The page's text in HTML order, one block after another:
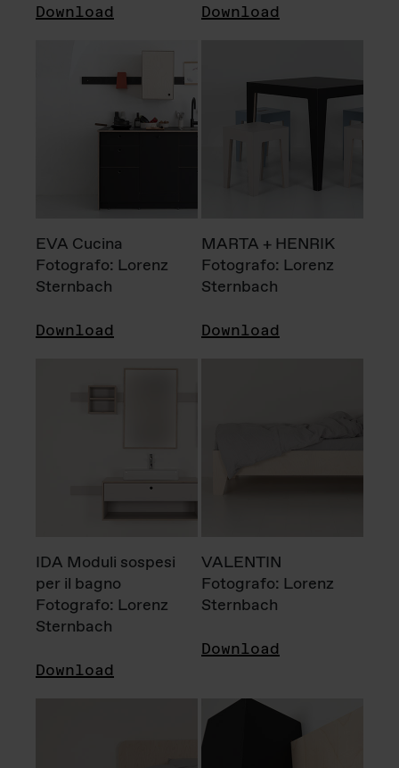
Download Download
EVA Cucina
Fotografo: Lorenz
Sternbach
Download
MARTA + HENRIK
Fotografo: Lorenz
Sternbach
Download
IDA Moduli sospesi
per il bagno
Fotografo: Lorenz
Sternbach
Download
VALENTIN
Fotografo: Lorenz
Sternbach
Download